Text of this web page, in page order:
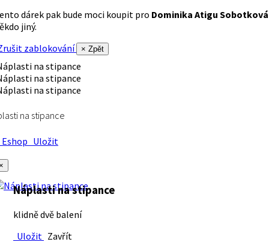
dárek pak bude moci koupit pro Dominika Atigu Sobotková
jiný.
zablokování
× Zpět
na stipance
Uložit
Náplasti na stipance
klidně dvě balení
Uložit Zavřít